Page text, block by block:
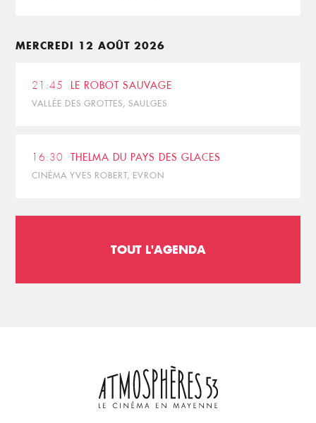
MERCREDI 12 AOÛT 2026
21:45 LE ROBOT SAUVAGE
VALLÉE DES GROTTES, SAULGES
16:30 THELMA DU PAYS DES GLACES
CINÉMA YVES ROBERT, EVRON
TOUT L'AGENDA